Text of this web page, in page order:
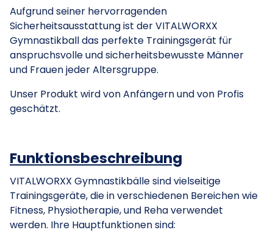
Aufgrund seiner hervorragenden
Sicherheitsausstattung ist derVITALWORXX
Gymnastikball das perfekte Trainingsgerät für
anspruchsvolle und sicherheitsbewusste Männer
und Frauen jeder Altersgruppe.
Unser Produkt wird von Anfängern und von Profis
geschätzt.
Funktionsbeschreibung
VITALWORXX Gymnastikbälle sind vielseitige
Trainingsgeräte, die in verschiedenen Bereichen wie
Fitness, Physiotherapie, und Reha verwendet
werden. Ihre Hauptfunktionen sind: